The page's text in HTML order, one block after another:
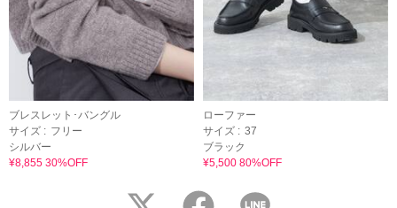
ブレスレット･バングル
サイズ : フリー
シルバー
¥8,855 30%OFF
ローファー
サイズ : 37
ブラック
¥5,500 80%OFF
twitter facebook